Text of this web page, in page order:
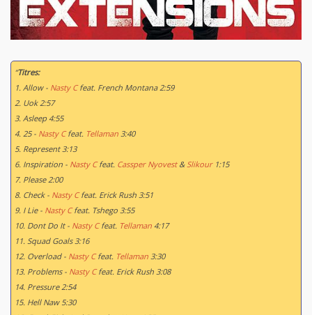
“Titres:
1. Allow - Nasty Cfeat. French Montana 2:59
2. Uok 2:57
3. Asleep 4:55
4. 25 - Nasty Cfeat. Tellaman 3:40
5. Represent 3:13
6. Inspiration - Nasty Cfeat. Cassper Nyovest&Slikour1:15
7. Please 2:00
8. Check - Nasty Cfeat. Erick Rush 3:51
9. I Lie - Nasty Cfeat. Tshego 3:55
10. Dont Do It - Nasty Cfeat. Tellaman 4:17
11. Squad Goals 3:16
12. Overload - Nasty Cfeat. Tellaman 3:30
13. Problems - Nasty Cfeat. Erick Rush 3:08
14. Pressure 2:54
15. Hell Naw 5:30